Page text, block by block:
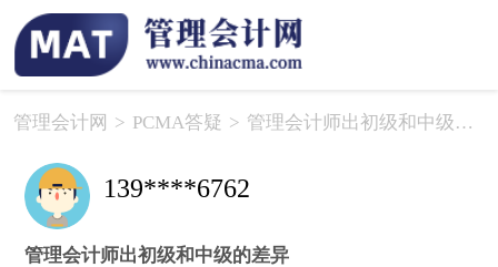
管理会计网 > PCMA答疑 > 管理会计师出初级和中级的差异
139****6762
管理会计师出初级和中级的差异